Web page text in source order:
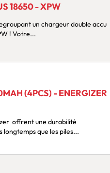
18650 - XPW
un chargeur double accu
et 2 accus de vape ? Faites le choix de la qualité XPW ! Votre...
(4PCS) - ENERGIZER
longtemps que les piles...